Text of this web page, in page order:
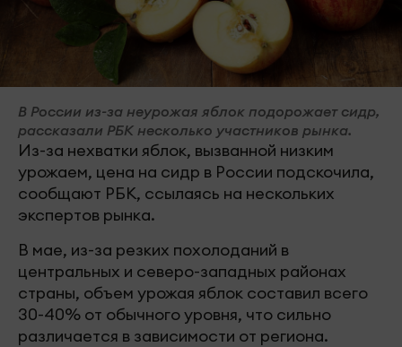
В России из-за неурожая яблок подорожает сидр,
рассказали РБК несколько участников рынка.
Из-за нехватки яблок, вызванной низким
урожаем, цена на сидр в России подскочила,
сообщают РБК, ссылаясь на нескольких
экспертов рынка.
В мае, из-за резких похолоданий в
центральных и северо-западных районах
страны, объем урожая яблок составил всего
30-40% от обычного уровня, что сильно
различается в зависимости от региона.